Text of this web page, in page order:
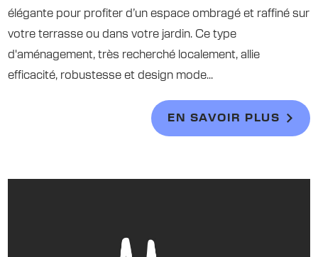
élégante pour profiter d’un espace ombragé et raffiné sur
votre terrasse ou dans votre jardin. Ce type
d'aménagement, très recherché localement, allie
efficacité, robustesse et design mode...
EN SAVOIR PLUS